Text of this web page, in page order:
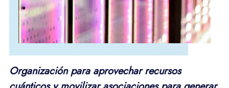
Organización para aprovechar recursos